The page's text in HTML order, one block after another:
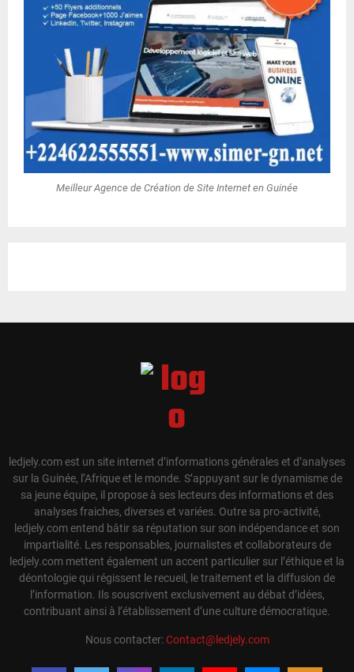
Meilleur Agence de Création de Site Internet en Guinée
ledjely.com est un site internet d’informations générales et d’analyses
sur la Guinée, l’Afrique et le monde. S’appuyant sur le dynamisme de
sa jeune équipe, il propose à ses lecteurs des informations et des
analyses fraiches, diverses et variées. Outre sa pro-activité,
ledjely.com entend bâtir sa réputation sur son indépendance et son
impartialité. Les responsables, journalistes et collaborateurs de
ledjely.com mettent également un accent particulier sur l’éthique et la
déontologie qui régissent le recueil, le traitement et la diffusion de
l’information. Ils souscrivent exclusivement au débat d’idées,
contribuant ainsi à l’établissement d’une culture démocratique.
Nous contacter:Contact@ledjely.com